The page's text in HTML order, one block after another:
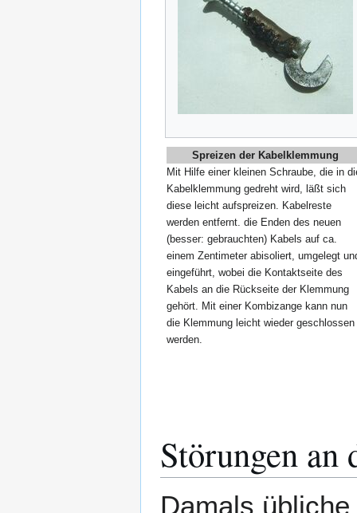
Spreizen der Kabelklemmung
Mit Hilfe einer kleinen Schraube, die in
Kabelklemmung gedreht wird, läßt sich
diese leicht aufspreizen. Kabelreste
werden entfernt. die Enden des neuen
(besser: gebrauchten) Kabels auf ca.
einem Zentimeter abisoliert, umgelegt
eingeführt, wobei die Kontaktseite des
Kabels an die Rückseite der Klemmung
gehört. Mit einer Kombizange kann nun
die Klemmung leicht wieder geschlossen
werden.
Störungen an
Damals